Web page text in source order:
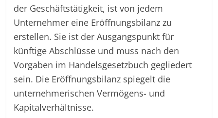
der Geschäftstätigkeit, ist von jedem
Unternehmer eine Eröffnungsbilanz zu
erstellen. Sie ist der Ausgangspunkt für
künftige Abschlüsse und muss nach den
Vorgaben im Handelsgesetzbuch gegliedert
sein. Die Eröffnungsbilanz spiegelt die
unternehmerischen Vermögens- und
Kapitalverhältnisse.